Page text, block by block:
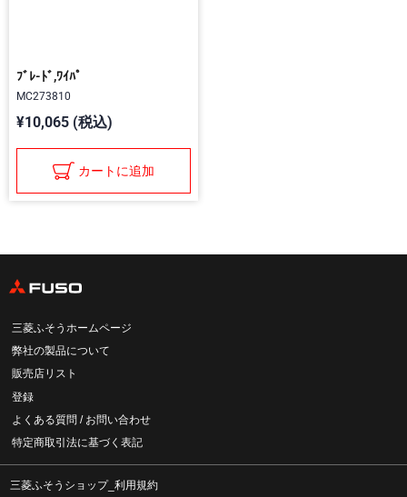
ﾌﾞﾚ-ﾄﾞ,ﾜｲﾊﾟ
MC273810
¥10,065 (税込)
カートに追加
三菱ふそうホームページ
弊社の製品について
販売店リスト
登録
よくある質問 / お問い合わせ
特定商取引法に基づく表記
三菱ふそうショップ_利用規約